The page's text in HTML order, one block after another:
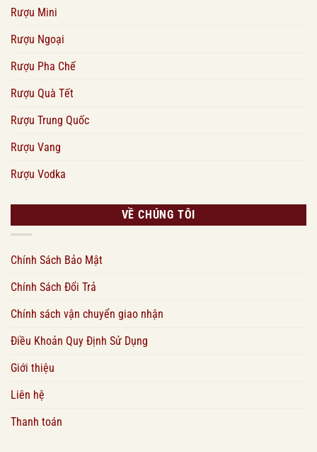
Rượu Mini
Rượu Ngoại
Rượu Pha Chế
Rượu Quà Tết
Rượu Trung Quốc
Rượu Vang
Rượu Vodka
VỀ CHÚNG TÔI
Chính Sách Bảo Mật
Chính Sách Đổi Trả
Chính sách vận chuyển giao nhận
Điều Khoản Quy Định Sử Dụng
Giới thiệu
Liên hệ
Thanh toán